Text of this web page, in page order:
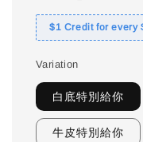
$1 Credit for every
Variation
白底特別給你
牛皮特別給你